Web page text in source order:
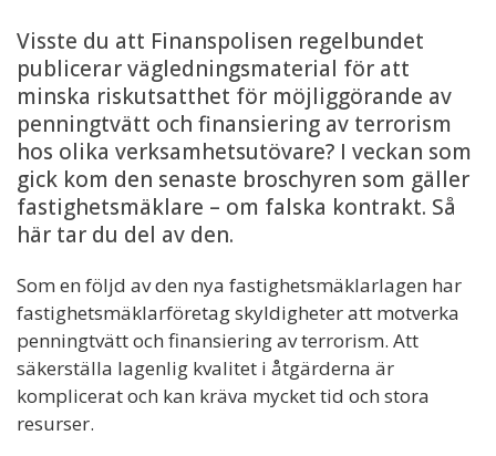
Visste du att Finanspolisen regelbundet
publicerar vägledningsmaterial för att
minska riskutsatthet för möjliggörande av
penningtvätt och finansiering av terrorism
hos olika verksamhetsutövare? I veckan som
gick kom den senaste broschyren som gäller
fastighetsmäklare – om falska kontrakt. Så
här tar du del av den.
Som en följd av den nya fastighetsmäklarlagen har
fastighetsmäklarföretag skyldigheter att motverka
penningtvätt och finansiering av terrorism. Att
säkerställa lagenlig kvalitet i åtgärderna är
komplicerat och kan kräva mycket tid och stora
resurser.